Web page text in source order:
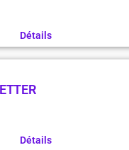
Détails
Détails